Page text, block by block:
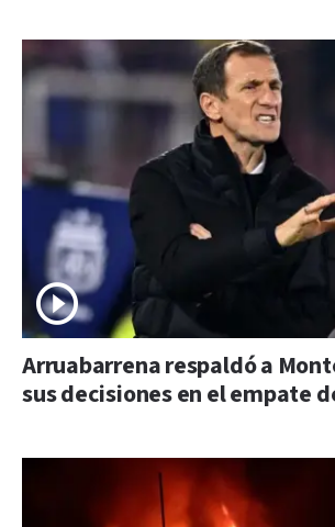
Arruabarrena respaldó a
sus decisiones en el empate